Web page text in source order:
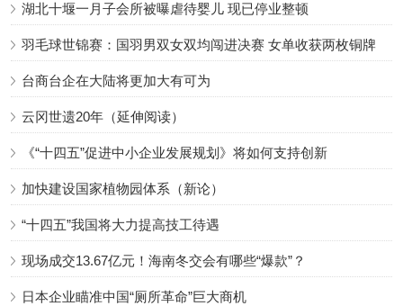
湖北十堰一月子会所被曝虐待婴儿 现已停业整顿
羽毛球世锦赛：国羽男双女双均闯进决赛 女单收获两枚铜牌
台商台企在大陆将更加大有可为
云冈世遗20年（延伸阅读）
《“十四五”促进中小企业发展规划》将如何支持创新
加快建设国家植物园体系（新论）
“十四五”我国将大力提高技工待遇
现场成交13.67亿元！海南冬交会有哪些“爆款”？
日本企业瞄准中国“厕所革命”巨大商机